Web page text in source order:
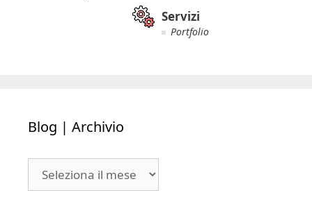
Servizi
Portfolio
Blog | Archivio